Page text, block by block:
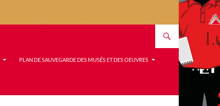
PLAN DE SAUVEGARDE DES MUSÉS ET DES OEUVRES